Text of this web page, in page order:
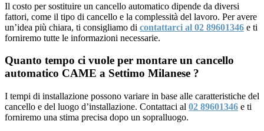
Il costo per sostituire un cancello automatico dipende da diversi
fattori, come il tipo di cancello e la complessità del lavoro. Per avere
un’idea più chiara, ti consigliamo di contattarci al 02 89601346 e ti
forniremo tutte le informazioni necessarie.
Quanto tempo ci vuole per montare un cancello
automatico CAME a Settimo Milanese ?
I tempi di installazione possono variare in base alle caratteristiche del
cancello e del luogo d’installazione. Contattaci al 02 89601346 e ti
forniremo una stima precisa dopo un sopralluogo.